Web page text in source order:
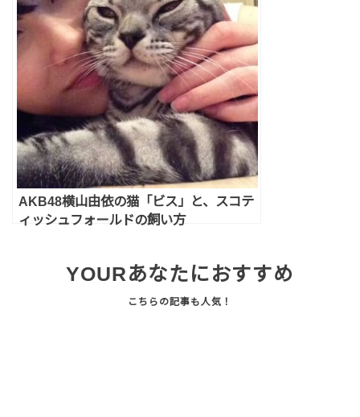
AKB48横山由依の猫「ビス」と、スコテ
ィッシュフォールドの飼い方
YOURあなたにおすすめ